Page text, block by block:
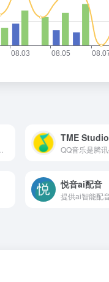
TME Studio
悦音ai配音